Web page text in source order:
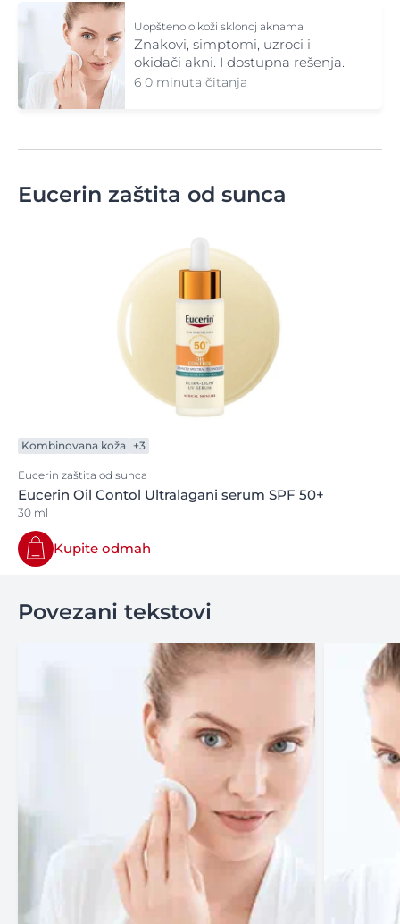
Uopšteno o koži sklonoj aknama
Znakovi, simptomi, uzroci i
okidači akni. I dostupna rešenja.
6 0 minuta čitanja
Eucerin zaštita od sunca
Kombinovana koža +3
Eucerin zaštita od sunca
Eucerin Oil Contol Ultralagani serum SPF 50+
30 ml
Kupite odmah
Povezani tekstovi